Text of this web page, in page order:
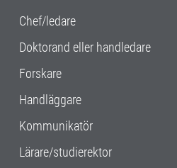
Chef/ledare
Doktorand eller handledare
Forskare
Handläggare
Kommunikatör
Lärare/studierektor